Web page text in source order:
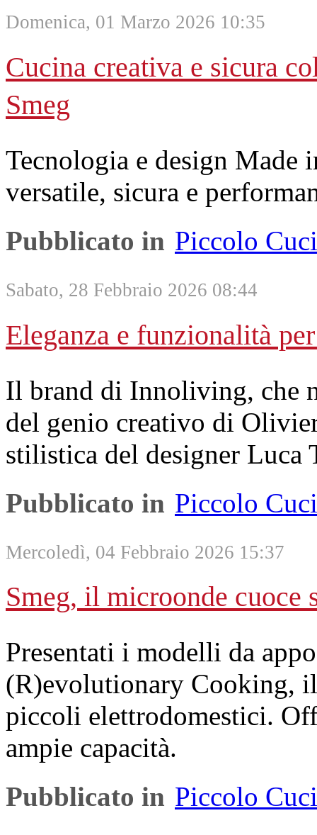
Domenica, 01 Marzo 2026 10:35
Cucina creativa e sicura
Smeg
Tecnologia e design Made
versatile, sicura e
Pubblicato in Piccolo
Sabato, 28 Febbraio 2026 08:44
Eleganza e funzionalità
Il brand di Innoliving, che
del genio creativo di
stilistica del designer Luca
Pubblicato in Piccolo
Mercoledì, 04 Febbraio 2026 15:37
Smeg, il microonde cuoce
Presentati i modelli da
(R)evolutionary Cooking,
piccoli elettrodomestici.
ampie capacità.
Pubblicato in Piccolo